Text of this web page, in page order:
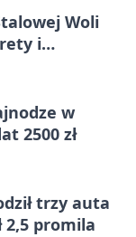
Woli
i
w
2500 zł
trzy auta
2,5 promila